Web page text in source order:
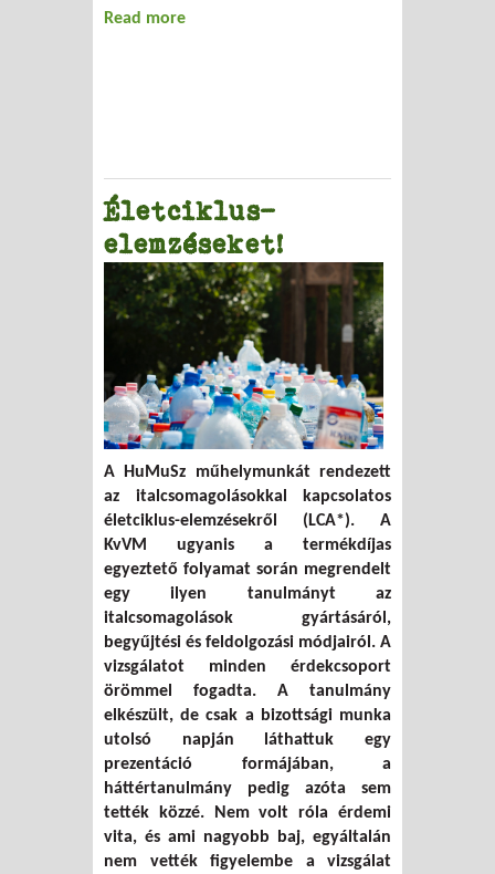
Read more
Életciklus-
elemzéseket!
A HuMuSz műhelymunkát rendezett
az italcsomagolásokkal kapcsolatos
életciklus-elemzésekről (LCA*). A
KvVM ugyanis a termékdíjas
egyeztető folyamat során megrendelt
egy ilyen tanulmányt az
italcsomagolások gyártásáról,
begyűjtési és feldolgozási módjairól. A
vizsgálatot minden érdekcsoport
örömmel fogadta. A tanulmány
elkészült, de csak a bizottsági munka
utolsó napján láthattuk egy
prezentáció formájában, a
háttértanulmány pedig azóta sem
tették közzé. Nem volt róla érdemi
vita, és ami nagyobb baj, egyáltalán
nem vették figyelembe a vizsgálat